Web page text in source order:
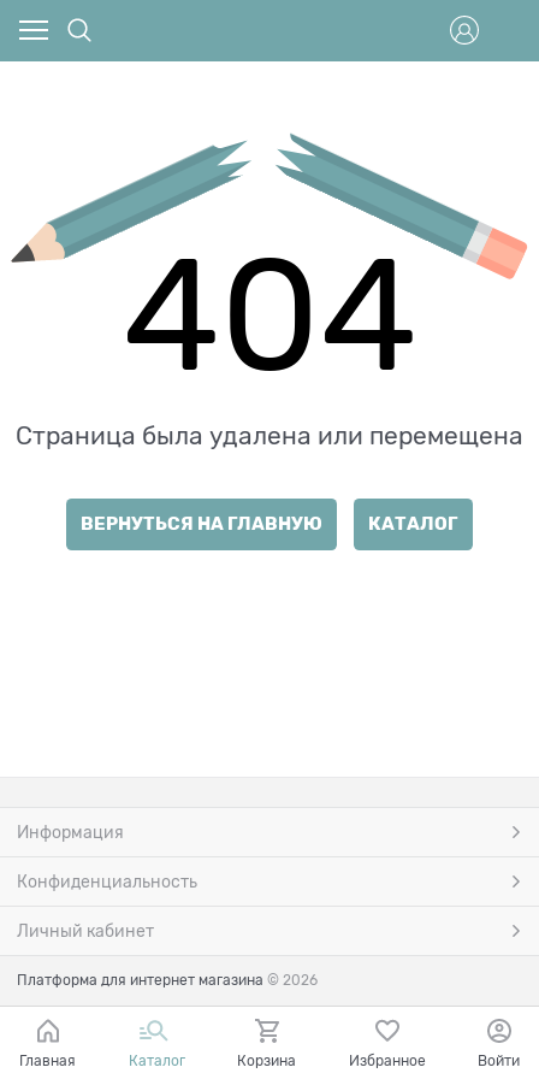
404
Страница была удалена или перемещена
ВЕРНУТЬСЯ НА ГЛАВНУЮ КАТАЛОГ
Информация
Конфиденциальность
Личный кабинет
Платформа для интернет магазина © 2026
Главная Каталог Корзина Избранное Войти